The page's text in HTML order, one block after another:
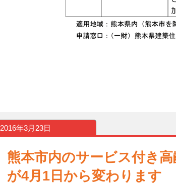
2016年3月23日
熊本市内のサービス付き
が4月1日から変わります